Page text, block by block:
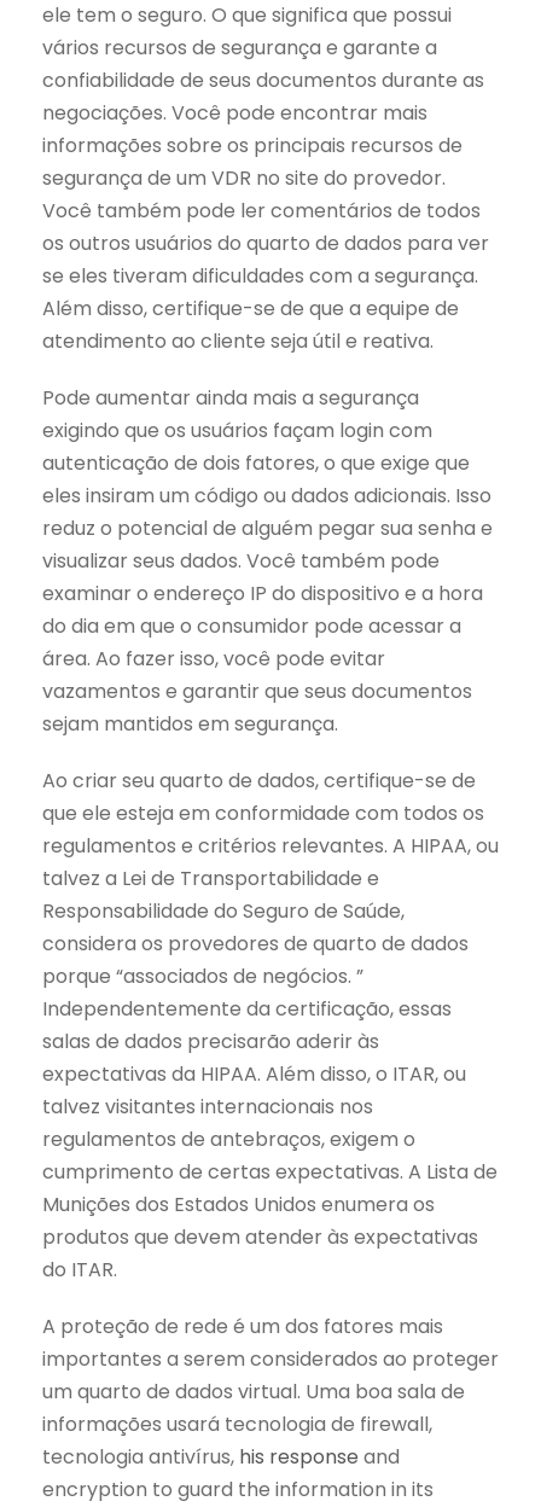
ele tem o seguro. O que significa que possui
vários recursos de segurança e garante a
confiabilidade de seus documentos durante as
negociações. Você pode encontrar mais
informações sobre os principais recursos de
segurança de um VDR no site do provedor.
Você também pode ler comentários de todos
os outros usuários do quarto de dados para ver
se eles tiveram dificuldades com a segurança.
Além disso, certifique-se de que a equipe de
atendimento ao cliente seja útil e reativa.
Pode aumentar ainda mais a segurança
exigindo que os usuários façam login com
autenticação de dois fatores, o que exige que
eles insiram um código ou dados adicionais. Isso
reduz o potencial de alguém pegar sua senha e
visualizar seus dados. Você também pode
examinar o endereço IP do dispositivo e a hora
do dia em que o consumidor pode acessar a
área. Ao fazer isso, você pode evitar
vazamentos e garantir que seus documentos
sejam mantidos em segurança.
Ao criar seu quarto de dados, certifique-se de
que ele esteja em conformidade com todos os
regulamentos e critérios relevantes. A HIPAA, ou
talvez a Lei de Transportabilidade e
Responsabilidade do Seguro de Saúde,
considera os provedores de quarto de dados
porque “associados de negócios. ”
Independentemente da certificação, essas
salas de dados precisarão aderir às
expectativas da HIPAA. Além disso, o ITAR, ou
talvez visitantes internacionais nos
regulamentos de antebraços, exigem o
cumprimento de certas expectativas. A Lista de
Munições dos Estados Unidos enumera os
produtos que devem atender às expectativas
do ITAR.
A proteção de rede é um dos fatores mais
importantes a serem considerados ao proteger
um quarto de dados virtual. Uma boa sala de
informações usará tecnologia de firewall,
tecnologia antivírus, his response and
encryption to guard the information in its